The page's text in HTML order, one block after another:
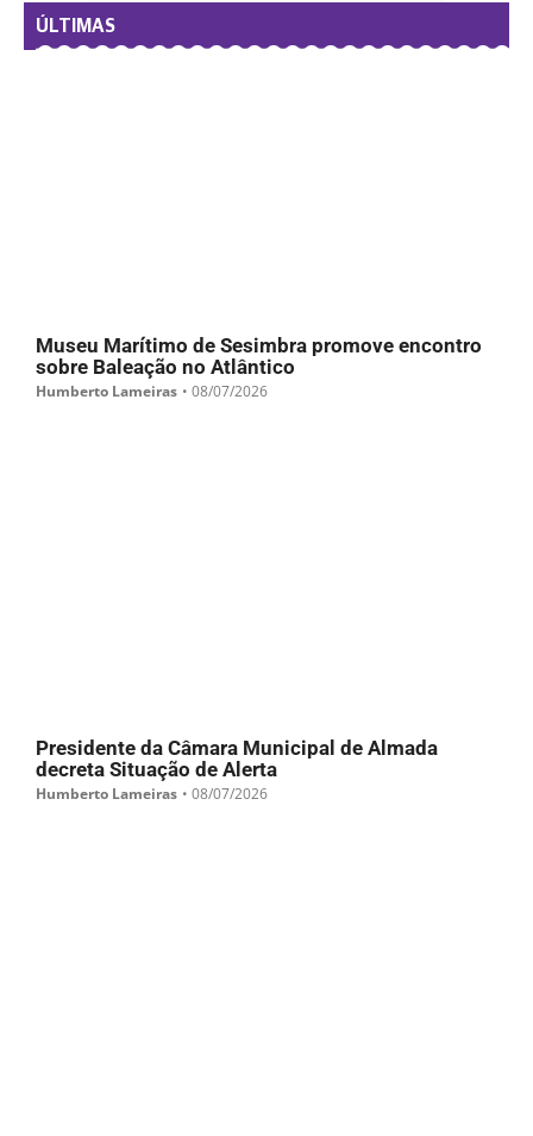
ÚLTIMAS
Museu Marítimo de Sesimbra promove encontro
sobre Baleação no Atlântico
Humberto Lameiras • 08/07/2026
Presidente da Câmara Municipal de Almada
decreta Situação de Alerta
Humberto Lameiras • 08/07/2026